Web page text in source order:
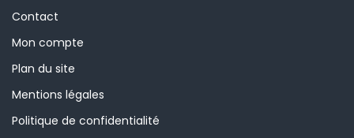
Contact
Mon compte
Plan du site
Mentions légales
Politique de confidentialité